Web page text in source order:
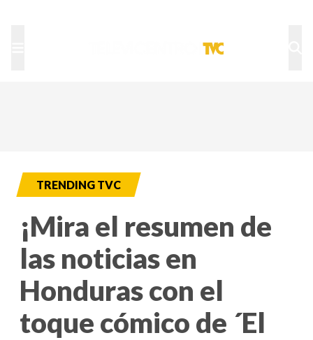
TRENDING TVC
¡Mira el resumen de
las noticias en
Honduras con el
toque cómico de ´El